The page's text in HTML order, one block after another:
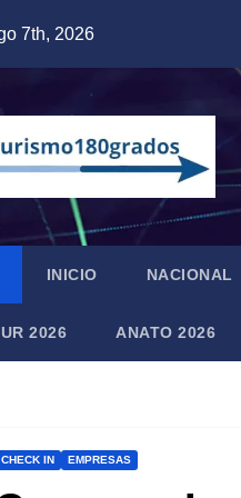
7th, 2026
INICIO NACIONAL
2026 ANATO 2026
CHECK IN EMPRESAS